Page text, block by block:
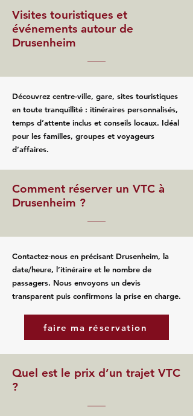
Visites touristiques et
événements autour de
Drusenheim
Découvrez centre-ville, gare, sites touristiques
en toute tranquillité : itinéraires personnalisés,
temps d’attente inclus et conseils locaux. Idéal
pour les familles, groupes et voyageurs
d’affaires.
Comment réserver un VTC à
Drusenheim ?
Contactez‑nous en précisant Drusenheim, la
date/heure, l’itinéraire et le nombre de
passagers. Nous envoyons un devis
transparent puis confirmons la prise en charge.
faire ma réservation
Quel est le prix d’un trajet VTC
?